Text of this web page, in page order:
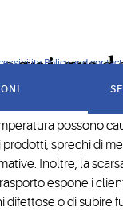
Policy and
freschezza e
possono
sprechi di
Inoltre, la
espone i
difettose o di subire